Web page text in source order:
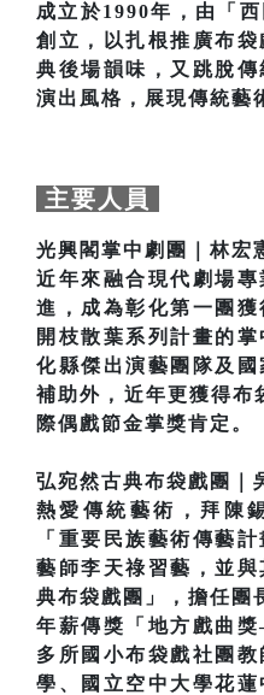
成立於1990年，由「
創立，以扎根推廣布
典後場韻味，又跳脫
演出風格，展現傳統藝
主要人員
光興閣掌中劇團｜林宏
近年來融合現代劇場
進，成為彰化第一團
開枝散葉系列計畫的
化縣傑出演藝團隊及
補助外，近年更獲得布
際偶戲節金掌獎肯定。
弘宛然古典布袋戲團｜
熱愛傳統藝術，拜陳
「重要民族藝術傳藝
藝師李天祿習藝，並
典布袋戲團」，擔任團
年薪傳獎「地方戲曲
多所國小布袋戲社團
學、國立空中大學花